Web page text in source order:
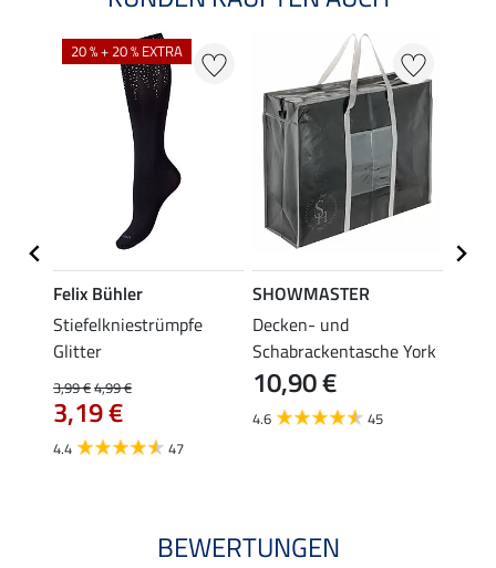
20 % + 20 % EXTRA
Felix Bühler
Stiefelkniestrümpfe
Glitter
3,99 €4,99 €
3,19 €
4.4 47
SHOWMASTER
Decken- und
Schabrackentasche York
10,90 €
4.6 45
BEWERTUNGEN